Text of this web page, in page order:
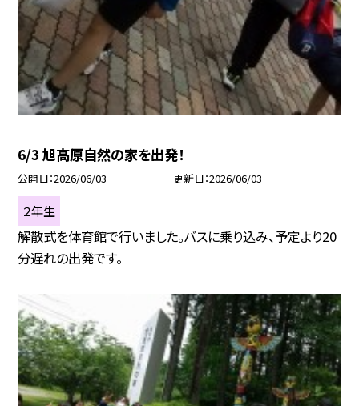
6/3 旭高原自然の家を出発！
公開日 2026/06/03 更新日 2026/06/03
２年生
解散式を体育館で行いました。バスに乗り込み、予定より20
分遅れの出発です。